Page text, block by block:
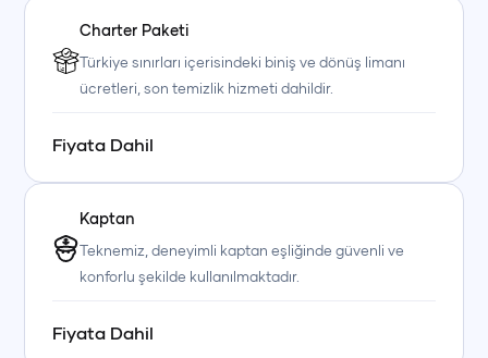
Charter Paketi
Türkiye sınırları içerisindeki biniş ve dönüş limanı
ücretleri, son temizlik hizmeti dahildir.
Fiyata Dahil
Kaptan
Teknemiz, deneyimli kaptan eşliğinde güvenli ve
konforlu şekilde kullanılmaktadır.
Fiyata Dahil